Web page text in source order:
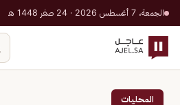
الجمعة، 7 أغسطس 2026 · 24 صفر 1448 هـ
المحليات